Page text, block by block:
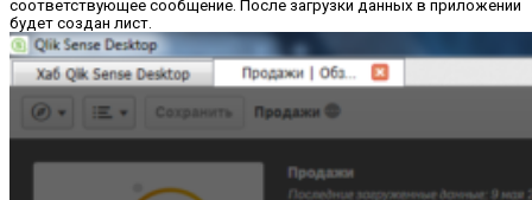
соответствующее сообщение. После загрузки данных в приложении
будет создан лист.